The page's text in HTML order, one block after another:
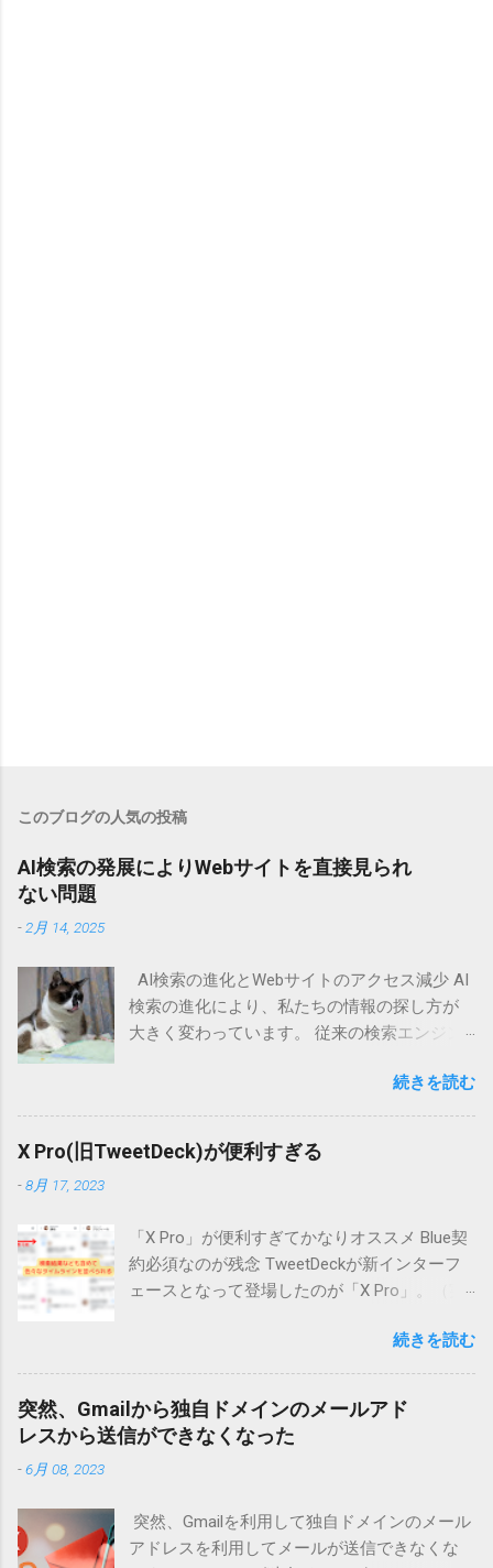
このブログの人気の投稿
AI検索の発展によりWebサイトを直接見られ
ない問題
- 2月 14, 2025
AI検索の進化とWebサイトのアクセス減少 AI
検索の進化により、私たちの情報の探し方が
大きく変わっています。 従来の検索エンジン
された検索結果の中から適切なWebサイトを選
んで情報を得るのが一般的でした。 しかし、
AI検索技術の発展により、ユーザーが直接Web
サイトにアクセスする機会が減少しつつあり
す。Webサイトまで見に行かなくてよい形にな
ってしまっています。 AI検索とは？ AI検索と
は、人工知能を活用してユーザーの質問に対
代表的な例として、以下のようなサービスが
あります。 ChatGPTのような対話型AI : ユーザ
ーの質問に対して、AIが直接回答を生成
Google SGE（Search Generative Experience） :
検索機能 従来の検索エンジンでは、検索結果
のページにWebサイトのリンクが表示され、ユ
続きを読む
X Pro(旧TweetDeck)が便利すぎる
-8月 17, 2023
「X Pro」が便利すぎてかなりオススメ Blue契
約必須なのが残念 TweetDeckが新インターフ
ェースとなって登場したのが「X Pro」。（実
Proになって、かなり使い勝手が向上した気が
する。 ただ、今日から（？）利用するために
は、有料契約が必須になってしまいました。
先週は使えていたのに・・・・ 複数アカウン
ト管理するならホントに便利 まずは私の場
キ」という設定がありますが、ここで私の場
合は自分が管理しているアカウントの情報を
続きを読む
突然、Gmailから独自ドメインのメールアド
レスから送信ができなくなった
-6月 08, 2023
突然、Gmailを利用して独自ドメインのメール
アドレスを利用してメールが送信できなくな